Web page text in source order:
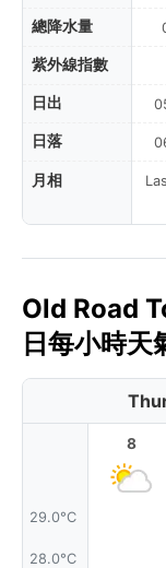
總降水量
紫外線指數
日出
日落
月相
Old Road
日每小時
29.0°C
28.0°C
8